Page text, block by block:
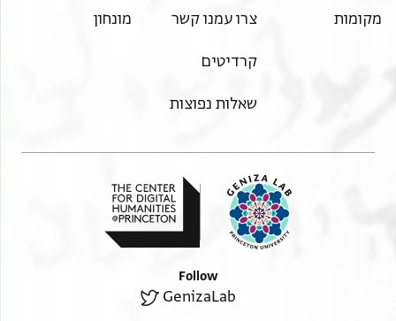
מקומות צרו עמנו קשר
קרדיטים
שאלות נפוצות
מונחון
Follow
GenizaLab